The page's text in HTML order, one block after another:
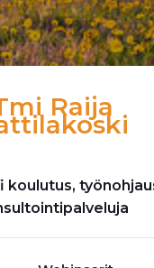
Raija
koulutus,